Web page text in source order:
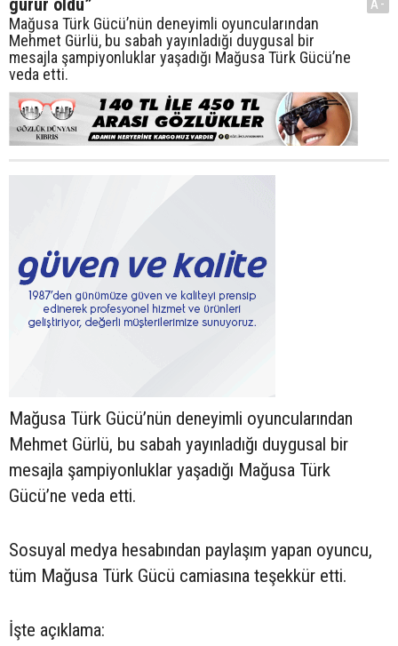
gurur oldu”
Mağusa Türk Gücü’nün deneyimli oyuncularından
Mehmet Gürlü, bu sabah yayınladığı duygusal bir
mesajla şampiyonluklar yaşadığı Mağusa Türk Gücü’ne
veda etti.
A-
Mağusa Türk Gücü’nün deneyimli oyuncularından
Mehmet Gürlü, bu sabah yayınladığı duygusal bir
mesajla şampiyonluklar yaşadığı Mağusa Türk
Gücü’ne veda etti.
Sosuyal medya hesabından paylaşım yapan oyuncu,
tüm Mağusa Türk Gücü camiasına teşekkür etti.
İşte açıklama: